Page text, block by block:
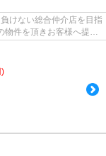
けない総合仲介店を目指
物件を頂きお客様へ提供
)